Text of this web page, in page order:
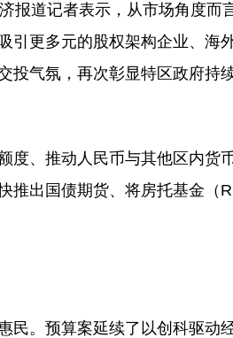
报道记者表示，从市场角度而
引更多元的股权架构企业、海
投气氛，再次彰显特区政府持
度、推动人民币与其他区内货
推出国债期货、将房托基金（
民。预算案延续了以创科驱动